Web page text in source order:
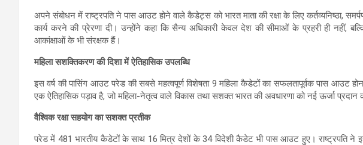
अपने संबोधन में राष्ट्रपति ने पास आउट होने वाले कैडेट्स को भारत माता की रक्षा के लिए कर्तव्यनिष्ठा,
कार्य करने की प्रेरणा दी। उन्होंने कहा कि सैन्य अधिकारी केवल देश की सीमाओं के प्रहरी ही नहीं,
आकांक्षाओं के भी संरक्षक हैं।
महिला सशक्तिकरण की दिशा में ऐतिहासिक उपलब्धि
इस वर्ष की पासिंग आउट परेड की सबसे महत्वपूर्ण विशेषता 9 महिला कैडेटों का सफलतापूर्वक पास आउट
एक ऐतिहासिक पड़ाव है, जो महिला-नेतृत्व वाले विकास तथा सशक्त भारत की अवधारणा को नई ऊर्जा प्रदान
वैश्विक रक्षा सहयोग का सशक्त प्रतीक
परेड में 481 भारतीय कैडेटों के साथ 16 मित्र देशों के 34 विदेशी कैडेट भी पास आउट हुए। राष्ट्रपति ने